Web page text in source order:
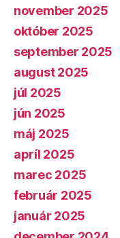
november 2025
október 2025
september 2025
august 2025
júl 2025
jún 2025
máj 2025
apríl 2025
marec 2025
február 2025
január 2025